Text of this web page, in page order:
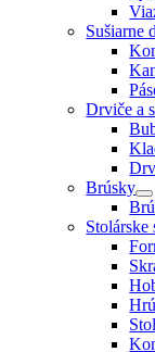
Sušiarne
Drviče a
Brúsky
Stolárske